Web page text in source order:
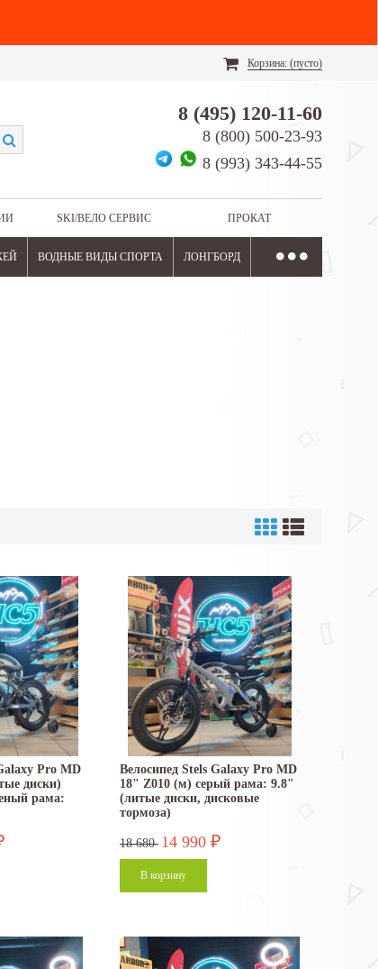
Корзина: (пусто)
8 (495) 120-11-60
8 (800) 500-23-93
8 (993) 343-44-55
SKI/ВЕЛО СЕРВИС ПРОКАТ
ВОДНЫЕ ВИДЫ СПОРТА ЛОНГБОРД
Pro MD
диски)
рама:
Велосипед Stels Galaxy Pro MD
18" Z010 (м) серый рама: 9.8"
(литые диски, дисковые
тормоза)
18 680 14 990 ₽